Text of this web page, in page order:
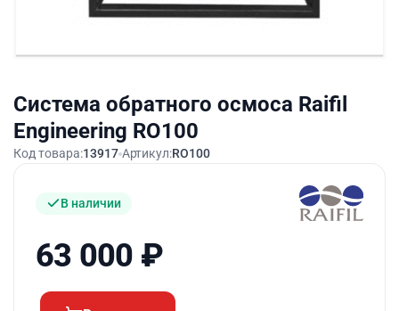
Система обратного осмоса Raifil
Engineering RO100
Код товара:13917 Артикул:RO100
В наличии
63 000 ₽